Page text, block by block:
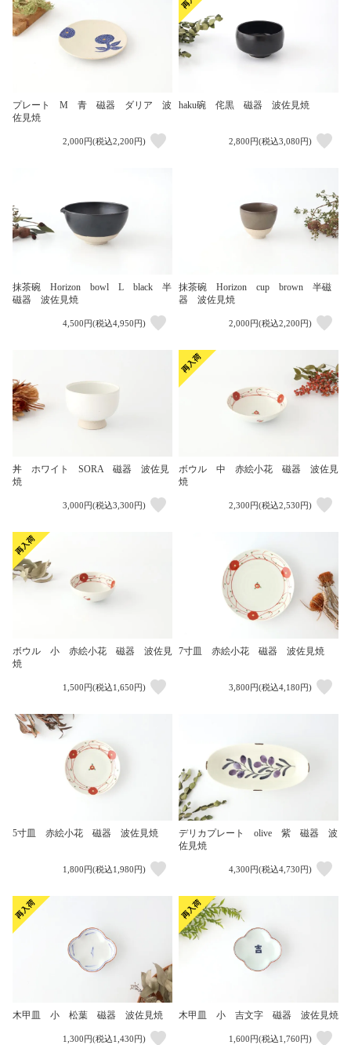
プレート M 青 磁器 ダリア 波
佐見焼
2,000円(税込2,200円)
haku碗 侘黒 磁器 波佐見焼
2,800円(税込3,080円)
抹茶碗 Horizon bowl L black 半
磁器 波佐見焼
4,500円(税込4,950円)
抹茶碗 Horizon cup brown 半磁
器 波佐見焼
2,000円(税込2,200円)
丼 ホワイト SORA 磁器 波佐見
焼
3,000円(税込3,300円)
ボウル 中 赤絵小花 磁器 波佐見
焼
2,300円(税込2,530円)
ボウル 小 赤絵小花 磁器 波佐見
焼
1,500円(税込1,650円)
7寸皿 赤絵小花 磁器 波佐見焼
3,800円(税込4,180円)
5寸皿 赤絵小花 磁器 波佐見焼
1,800円(税込1,980円)
デリカプレート olive 紫 磁器 波
佐見焼
4,300円(税込4,730円)
木甲皿 小 松葉 磁器 波佐見焼
1,300円(税込1,430円)
木甲皿 小 吉文字 磁器 波佐見焼
1,600円(税込1,760円)